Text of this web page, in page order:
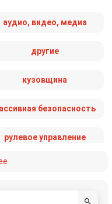
аудио, видео, медиа
другие
кузовщина
безопасность
рулевое управление
система охлаждения